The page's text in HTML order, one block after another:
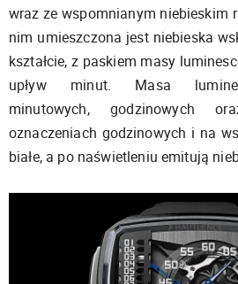
wraz ze wspomnianym niebieskim
nim umieszczona jest niebieska
kształcie, z paskiem masy
upływ minut. Masa
minutowych, godzinowych
oznaczeniach godzinowych i na
białe, a po naświetleniu emitują